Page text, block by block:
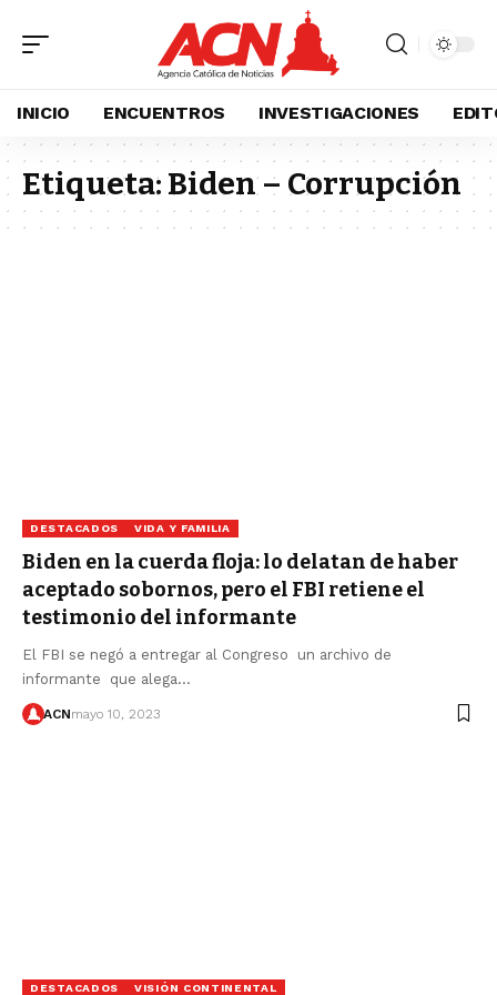
INICIO ENCUENTROS INVESTIGACIONES
Etiqueta: Biden – Corrupción
DESTACADOS VIDA Y FAMILIA
Biden en la cuerda floja: lo delatan de haber
aceptado sobornos, pero el FBI retiene el
testimonio del informante
El FBI se negó a entregar al Congreso un archivo de
informante que alega…
ACNmayo 10, 2023
DESTACADOS VISIÓN CONTINENTAL